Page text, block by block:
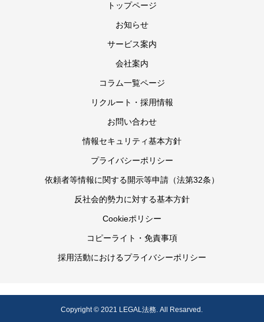
トップページ
お知らせ
サービス案内
会社案内
コラム一覧ページ
リクルート・採用情報
お問い合わせ
情報セキュリティ基本方針
プライバシーポリシー
依頼者等情報に関する開示等申請（法第32条）
反社会的勢力に対する基本方針
Cookieポリシー
コピーライト・免責事項
採用活動におけるプライバシーポリシー
Copyright © 2021 LEGAL法務. All Resarved.